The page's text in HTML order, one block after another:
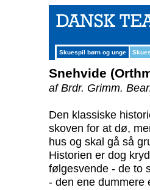
Skuespil børn og unge
Snehvide
af Brdr. Grimm.
Den klassiske
skoven for at dø,
hus og skal gå så
Historien er dog
følgesvende - de to
- den ene dummere